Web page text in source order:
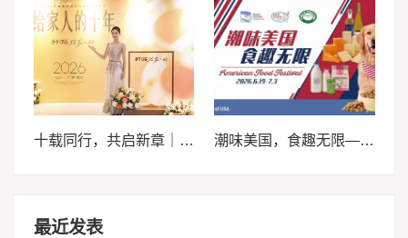
十载同行，共启新章｜2026轩妈品牌中秋启动会暨经销商大会圆满收官 潮味美国，食趣无限——来泰晤士超市邀您畅享味蕾体验
最近发表